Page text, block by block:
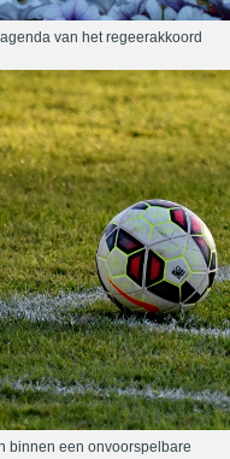
van het regeerakkoord
binnen een onvoorspelbare